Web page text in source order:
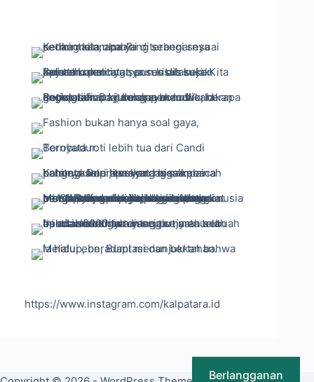
https://www.instagram.com/kalpatara.id
Berlangganan